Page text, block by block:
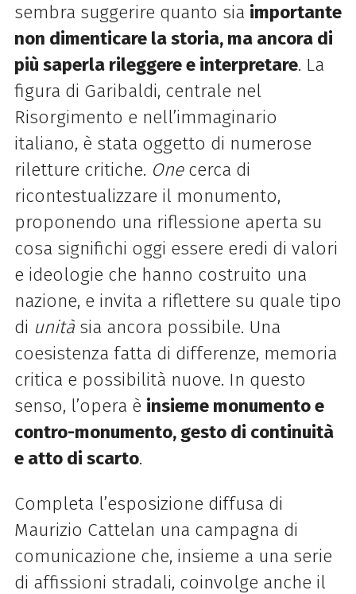
sembra suggerire quanto sia importante
non dimenticare la storia, ma ancora di
più saperla rileggere e interpretare. La
figura di Garibaldi, centrale nel
Risorgimento e nell’immaginario
italiano, è stata oggetto di numerose
riletture critiche. One cerca di
ricontestualizzare il monumento,
proponendo una riflessione aperta su
cosa significhi oggi essere eredi di valori
e ideologie che hanno costruito una
nazione, e invita a riflettere su quale tipo
di unitàsia ancora possibile. Una
coesistenza fatta di differenze, memoria
critica e possibilità nuove. In questo
senso, l’opera è insieme monumento e
contro-monumento, gesto di continuità
e atto di scarto.
Completa l’esposizione diffusa di
Maurizio Cattelan una campagna di
comunicazione che, insieme a una serie
di affissioni stradali, coinvolge anche il